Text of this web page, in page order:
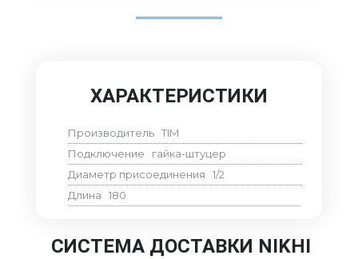
ХАРАКТЕРИСТИКИ
Производитель TIM
Подключение
гайка-штуцер
Диаметр присоединения
1/2
Длина
180
СИСТЕМА ДОСТАВКИ NIKHI